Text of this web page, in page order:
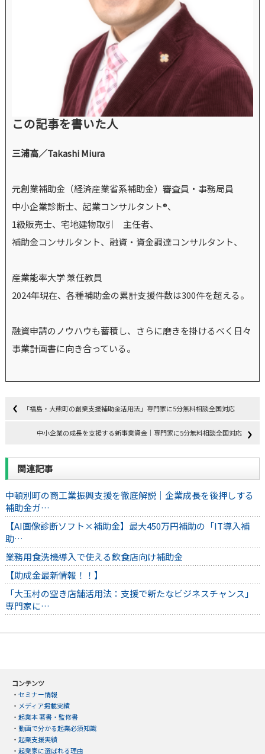
この記事を書いた人
三浦高／Takashi Miura
元創業補助金（経済産業省系補助金）審査員・事務局員
中小企業診断士、起業コンサルタント®、
1級販売士、宅地建物取引 主任者、
補助金コンサルタント、融資・資金調達コンサルタント、
産業能率大学 兼任教員
2024年現在、各種補助金の累計支援件数は300件を超える。
融資申請のノウハウも蓄積し、さらに磨きを掛けるべく日々
事業計画書に向き合っている。
「福島・大熊町の創業支援補助金活用法」専門家に5分無料相談全国対応
中小企業の成長を支援する新事業資金｜専門家に5分無料相談全国対応
関連記事
中頓別町の商工業振興支援を徹底解説｜企業成長を後押しする
補助金ガ…
【AI画像診断ソフト×補助金】最大450万円補助の「IT導入補
助…
業務用食洗機導入で使える飲食店向け補助金
【助成金最新情報！！】
「大玉村の空き店舗活用法：支援で新たなビジネスチャンス」
専門家に…
コンテンツ
・ セミナー情報
・ メディア掲載実績
・ 起業本 著書・監修書
・ 動画で分かる起業必須知識
・ 起業支援実績
・ 起業家に選ばれる理由